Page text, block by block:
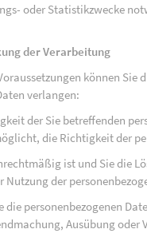
oder Statistikzwecke
der Verarbeitung
können
verlangen:
der Sie betreffenden
die Richtigkeit der
ist und Sie die
Nutzung der
die personenbezogenen
Ausübung